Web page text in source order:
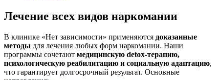
Лечение всех видов наркомании
В клинике «Нет зависимости» применяются доказанные
методы для лечения любых форм наркомании. Наши
программы сочетают медицинскую detox-терапию,
психологическую реабилитацию и социальную адаптацию,
что гарантирует долгосрочный результат. Основные